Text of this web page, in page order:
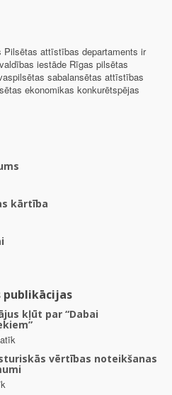
attīstības departaments ir
iestāde Rīgas pilsētas
sabalansētas attīstības
ekonomikas konkurētspējas
kārtība
publikācijas
kļūt par “Dabai
vērtības noteikšanas